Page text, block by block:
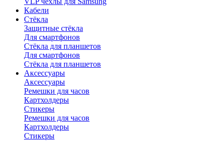
Кабели
Стёкла
Защитные стёкла
Для смартфонов
Стёкла для планшетов
Для смартфонов
Стёкла для планшетов
Аксессуары
Аксессуары
Ремешки для часов
Картхолдеры
Стикеры
Ремешки для часов
Картхолдеры
Стикеры